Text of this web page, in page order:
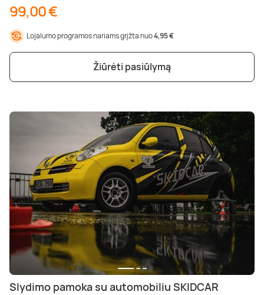
99,00 €
Lojalumo programos nariams grįžta nuo4,95 €
Žiūrėti pasiūlymą
Slydimo pamoka su automobiliu SKIDCAR